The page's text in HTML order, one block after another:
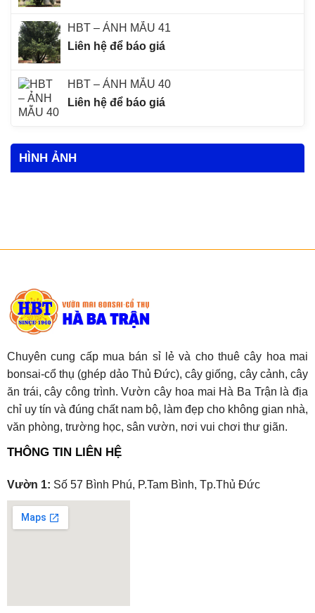
HBT – ẢNH MẪU 41
Liên hệ để báo giá
HBT – ẢNH MẪU 40
Liên hệ để báo giá
HÌNH ẢNH
Chuyên cung cấp mua bán sỉ lẻ và cho thuê cây hoa mai
bonsai-cổ thụ (ghép dảo Thủ Đức), cây giống, cây cảnh, cây
ăn trái, cây công trình. Vườn cây hoa mai Hà Ba Trận là địa
chỉ uy tín và đúng chất nam bộ, làm đẹp cho không gian nhà,
văn phòng, trường học, sân vườn, nơi vui chơi thư giãn.
THÔNG TIN LIÊN HỆ
Vườn 1: Số 57 Bình Phú, P.Tam Bình, Tp.Thủ Đức